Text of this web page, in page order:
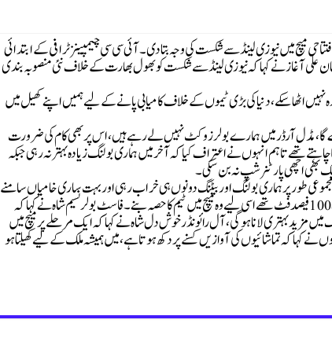
میچ میں نیوزی لینڈ سے شکست کی وجہ بتادی۔آئی سی سی چیمپینز ٹرافی کے ابتدائی
علی آغاز نے کہا کہ نیوزی لینڈ سے شکست کو بھول بھارت کے خلاف نئی منصوبہ بندی
اٹھاسکے، دنیا کی بڑی ٹیموں کے خلاف کامیابی پانے کے لیے ہمیں اپنے کھیل میں
گا، مڈل آرڈر میں ہمارے بولرز وکٹ نہیں لے رہے ہیں، اس پر بھی کام کی ضرورت
کو ہم 270 سے 280 رنز تک محدود رکھنا چاہتے تھے تاہم انہوں نے اعتراف کیا کہ آخر میں ہماری بولنگ زیادہ بہتر نہ رہی جبکہ
بھی اچھی پارٹنر شپ نہ بن سکی۔
مجموعی طور پر ہماری بولنگ اور بیٹنگ دونوں ہی خراب رہی اور بہت ساری خامیاں سامنے
آئیں جن کو دور کرنے کی کوشش کررہے ہیں۔ انہوں نے کہا کہ حارث روف 100 فیصد فٹ تھے اسی لیے وہ میچ میں ٹیم کا حصہ بنے۔ فاسٹ بولر نسیم شاہ نے کہا کہ
مزید بہتری لانا ہوگی، آل رائونڈر خوش دل شاہ نے کہا کہ ایک مرحلے پر میچ میں
کہا کہ تماشائیوں کی آوازیں کسنے پر دکھ ہوتا ہے، میں ہمیشہ ملک کے لیے کھیلتا ہو